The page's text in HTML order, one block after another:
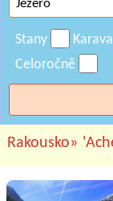
Stany
Celoročně
Rakousko»